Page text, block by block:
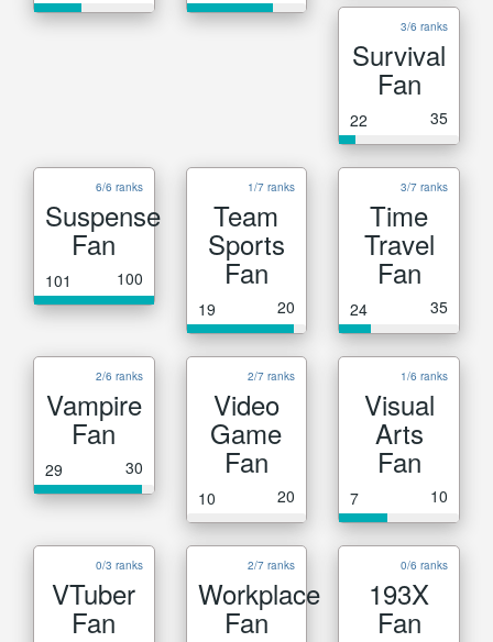
3/6 ranks
Survival
Fan
22 35
6/6 ranks
Suspense
Fan
101 100
1/7 ranks
Team
Sports
Fan
19 20
3/7 ranks
Time
Travel
Fan
24 35
2/6 ranks
Vampire
Fan
29 30
2/7 ranks
Video
Game
Fan
10 20
1/6 ranks
Visual
Arts
Fan
7 10
0/3 ranks
VTuber
Fan
2/7 ranks
Workplace
Fan
0/6 ranks
193X
Fan